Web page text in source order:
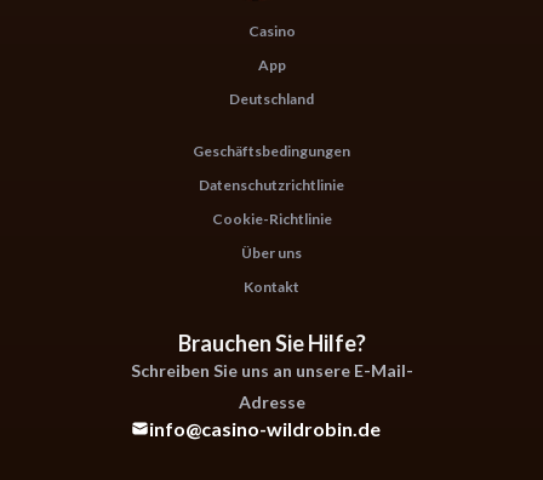
Casino
App
Deutschland
Geschäftsbedingungen
Datenschutzrichtlinie
Cookie-Richtlinie
Über uns
Kontakt
Brauchen Sie Hilfe?
Schreiben Sie uns an unsere E-Mail-
Adresse
info@casino-wildrobin.de